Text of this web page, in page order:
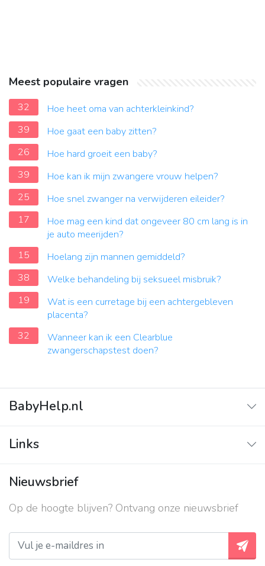
Meest populaire vragen
32
Hoe heet oma van achterkleinkind?
39
Hoe gaat een baby zitten?
26
Hoe hard groeit een baby?
39
Hoe kan ik mijn zwangere vrouw helpen?
25
Hoe snel zwanger na verwijderen eileider?
17
Hoe mag een kind dat ongeveer 80 cm lang is in
je auto meerijden?
15
Hoelang zijn mannen gemiddeld?
38
Welke behandeling bij seksueel misbruik?
19
Wat is een curretage bij een achtergebleven
placenta?
32
Wanneer kan ik een Clearblue
zwangerschapstest doen?
BabyHelp.nl
Vraag & Antwoord
Links
Contact
Over ons
Privacy beleid
Nieuwsbrief
Op de hoogte blijven? Ontvang onze nieuwsbrief